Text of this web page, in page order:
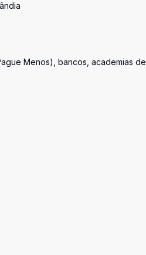
Menos), bancos, academias de